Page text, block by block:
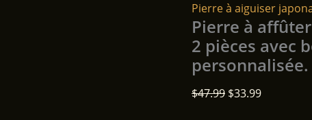
Pierre à aiguiser
Pierre à
2 pièces avec
personnalisée.
$47.99 Le
$33.99Le